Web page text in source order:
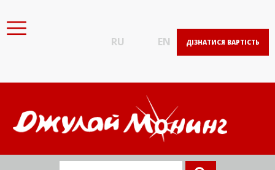
RU EN ДІЗНАТИСЯ ВАРТІСТЬ